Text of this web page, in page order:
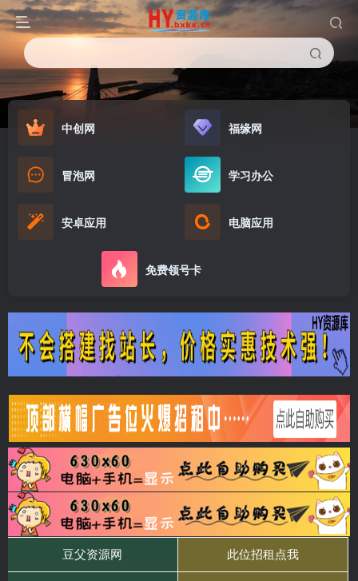
中创网 福缘网
冒泡网 学习办公
安卓应用 电脑应用
免费领号卡